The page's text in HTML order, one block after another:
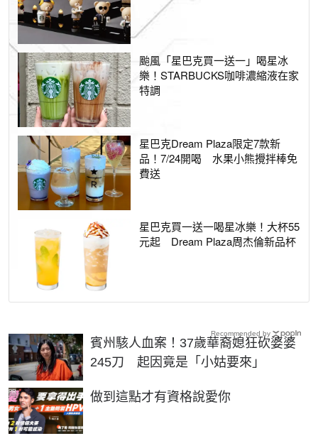
颱風「星巴克買一送一」喝星冰
樂！STARBUCKS咖啡濃縮液在家
特調
星巴克Dream Plaza限定7款新
品！7/24開喝 水果小熊攪拌棒免
費送
星巴克買一送一喝星冰樂！大杯55
元起 Dream Plaza周杰倫新品杯
賓州駭人血案！37歲華裔媳狂砍婆婆
245刀 起因竟是「小姑要來」
做到這點才有資格說愛你
PR
Recommended by